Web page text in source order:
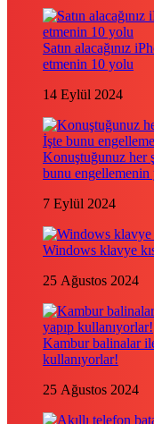
Satın alacağınız
etmenin 10 yolu
14 Eylül 2024
Konuştuğunuz her
bunu engellemenin
7 Eylül 2024
Windows klavye
25 Ağustos 2024
Kambur balinalar
kullanıyorlar!
25 Ağustos 2024